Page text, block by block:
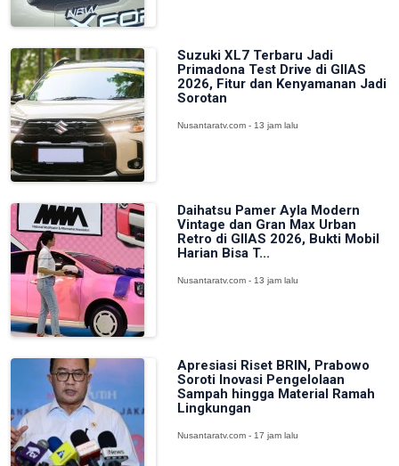
Suzuki XL7 Terbaru Jadi
Primadona Test Drive di GIIAS
2026, Fitur dan Kenyamanan Jadi
Sorotan
Nusantaratv.com - 13 jam lalu
Daihatsu Pamer Ayla Modern
Vintage dan Gran Max Urban
Retro di GIIAS 2026, Bukti Mobil
Harian Bisa T...
Nusantaratv.com - 13 jam lalu
Apresiasi Riset BRIN, Prabowo
Soroti Inovasi Pengelolaan
Sampah hingga Material Ramah
Lingkungan
Nusantaratv.com - 17 jam lalu